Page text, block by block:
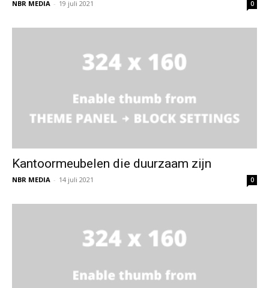
NBR MEDIA - 19 juli 2021 0
Kantoormeubelen die duurzaam zijn
NBR MEDIA - 14 juli 2021 0